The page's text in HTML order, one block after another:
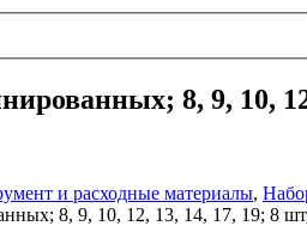
8, 9, 10,
и расходные материалы,
8, 9, 10, 12, 13, 14, 17, 19; 8